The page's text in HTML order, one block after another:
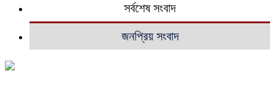
সর্বশেষ সংবাদ
জনপ্রিয় সংবাদ